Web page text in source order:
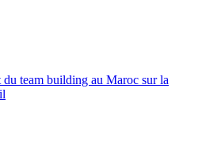
du team building au Maroc sur la